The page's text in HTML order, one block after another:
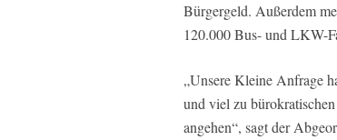
Bürgergeld. Außerdem
120.000 Bus- und LKW-
„Unsere Kleine Anfrage
und viel zu
angehen“, sagt der